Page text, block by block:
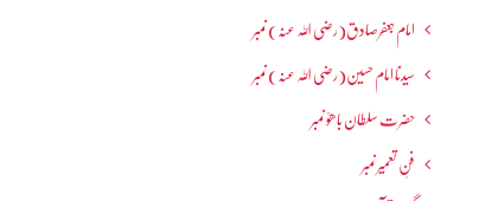
امام جعفرصادق(رضی اللہ عنہ) نمبر
سیدنا امام حسین(رضی اللہ عنہ) نمبر
حضرت سلطان باھوؒ نمبر
فنِ تعمیر نمبر